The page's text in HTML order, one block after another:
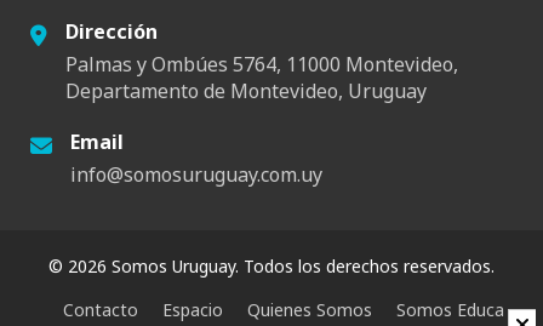
Dirección
Palmas y Ombúes 5764, 11000 Montevideo,
Departamento de Montevideo, Uruguay
Email
info@somosuruguay.com.uy
© 2026 Somos Uruguay. Todos los derechos reservados.
Contacto
Espacio Quienes Somos Somos Educa